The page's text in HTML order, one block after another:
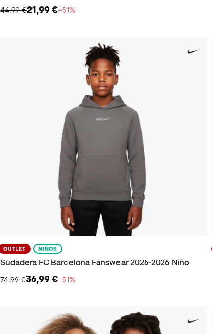
44,99 €21,99 €−51%
OUTLET NIÑOS
Sudadera FC Barcelona Fanswear 2025-2026 Niño
74,99 €36,99 €−51%